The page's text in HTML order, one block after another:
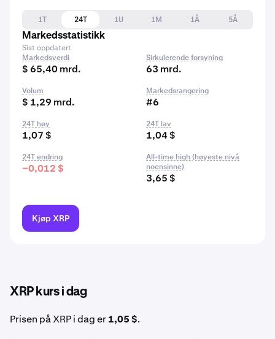
1T 24T 1U 1M 1Å
5Å
Markedsstatistikk
Sist oppdatert
Markedsverdi
$ 65,40 mrd.
Sirkulerende forsyning
63 mrd.
Volum
$ 1,29 mrd.
Markedsrangering
#6
24T høy
1,07 $
24T lav
1,04 $
24T endring
−0,012 $
All-time high (høyeste nivå
noensinne)
3,65 $
Kjøp XRP
XRP kurs i dag
Prisen på XRP i dag er1,05 $.